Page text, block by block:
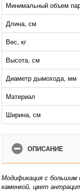
Минимальный объем
Длина, см
Вес, кг
Высота, см
Диаметр дымохода, мм
Материал
Ширина, см
ОПИСАНИЕ
Модификация с большим
каменкой, цвет